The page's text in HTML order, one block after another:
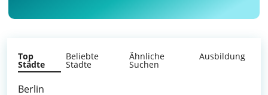
Top
Städte
Beliebte
Städte
Ähnliche
Suchen
Ausbildung
Berlin